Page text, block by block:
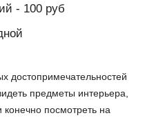
- 100 руб
достопримечательностей
предметы интерьера,
конечно посмотреть на